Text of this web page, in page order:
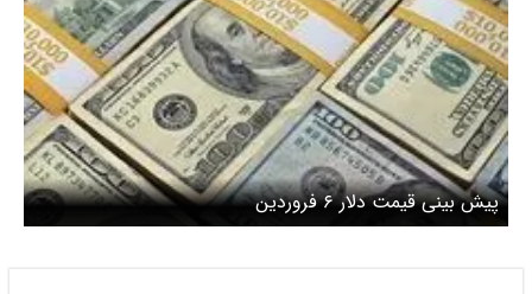
پیش بینی قیمت دلار ۶ فروردین